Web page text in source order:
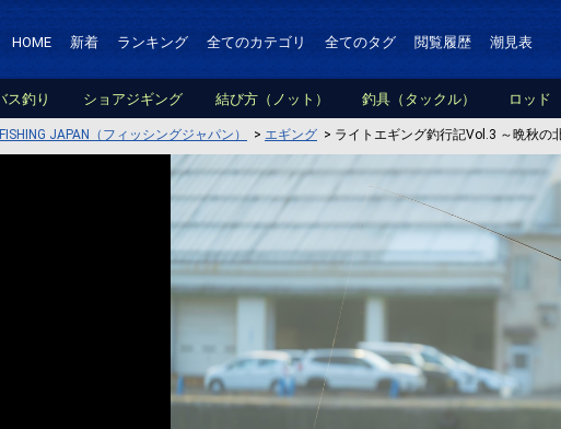
HOME 新着 ランキング 全てのカテゴリ 全てのタグ 閲覧履歴 潮見表
ス釣り ショアジギング 結び方（ノット） 釣具（タックル） ロッド
FISHING JAPAN（フィッシングジャパン） > エギング > ライトエギング釣行記Vol.3 ～晩秋の